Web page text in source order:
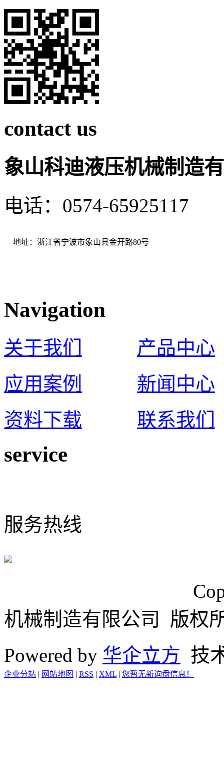
contact us
象山科迪液压机械制造
电话：0574-65925117
地址：浙江省宁波市象山县金开路80号
Navigation
关于我们
产品中心
应用案例
新闻中心
资料下载
联系我们
service
服务热线
机械制造有限公司 版权
Powered by 华企立方 技
企业分站 网站地图 RSS XML 您暂无新询盘信息！